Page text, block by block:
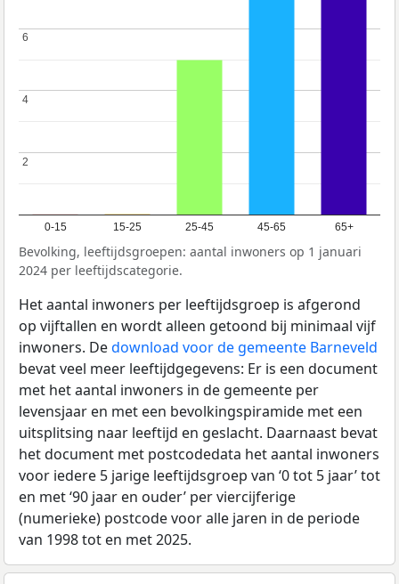
0-15 15-25 25-45 45-65 65+
2
2
4
4
6
6
Bevolking, leeftijdsgroepen: aantal inwoners op 1 januari
2024 per leeftijdscategorie.
Het aantal inwoners per leeftijdsgroep is afgerond
op vijftallen en wordt alleen getoond bij minimaal vijf
inwoners. Dedownload voor de gemeente Barneveld
bevat veel meer leeftijdgegevens: Er is een document
met het aantal inwoners in de gemeente per
levensjaar en met een bevolkingspiramide met een
uitsplitsing naar leeftijd en geslacht. Daarnaast bevat
het document met postcodedata het aantal inwoners
voor iedere 5 jarige leeftijdsgroep van ‘0 tot 5 jaar’ tot
en met ‘90 jaar en ouder’ per viercijferige
(numerieke) postcode voor alle jaren in de periode
van 1998 tot en met 2025.